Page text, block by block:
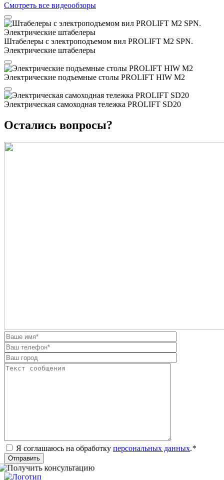
Смотреть все видеообзоры
Штабелеры с электроподъемом вил PROLIFT M2 SPN.
Электрические штабелеры
Электрические подъемные столы PROLIFT HIW M2
Электрическая самоходная тележка PROLIFT SD20
Остались вопросы?
Я соглашаюсь на обработку персональных данных.*
Отправить